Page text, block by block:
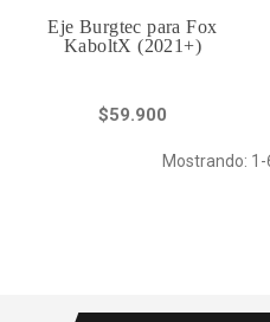
Eje Burgtec para Fox
KaboltX (2021+)
$59.900
Mostrando: